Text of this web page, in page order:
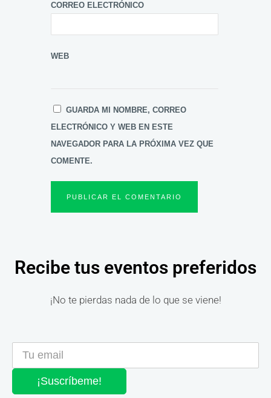
CORREO ELECTRÓNICO
WEB
GUARDA MI NOMBRE, CORREO
ELECTRÓNICO Y WEB EN ESTE
NAVEGADOR PARA LA PRÓXIMA VEZ QUE
COMENTE.
Recibe tus eventos preferidos
¡No te pierdas nada de lo que se viene!
¡Suscríbeme!